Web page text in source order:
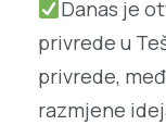
Danas je
privrede u
privrede,
razmjene